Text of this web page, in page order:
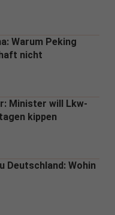
Warum Peking
nicht
Minister will Lkw-
kippen
Deutschland: Wohin